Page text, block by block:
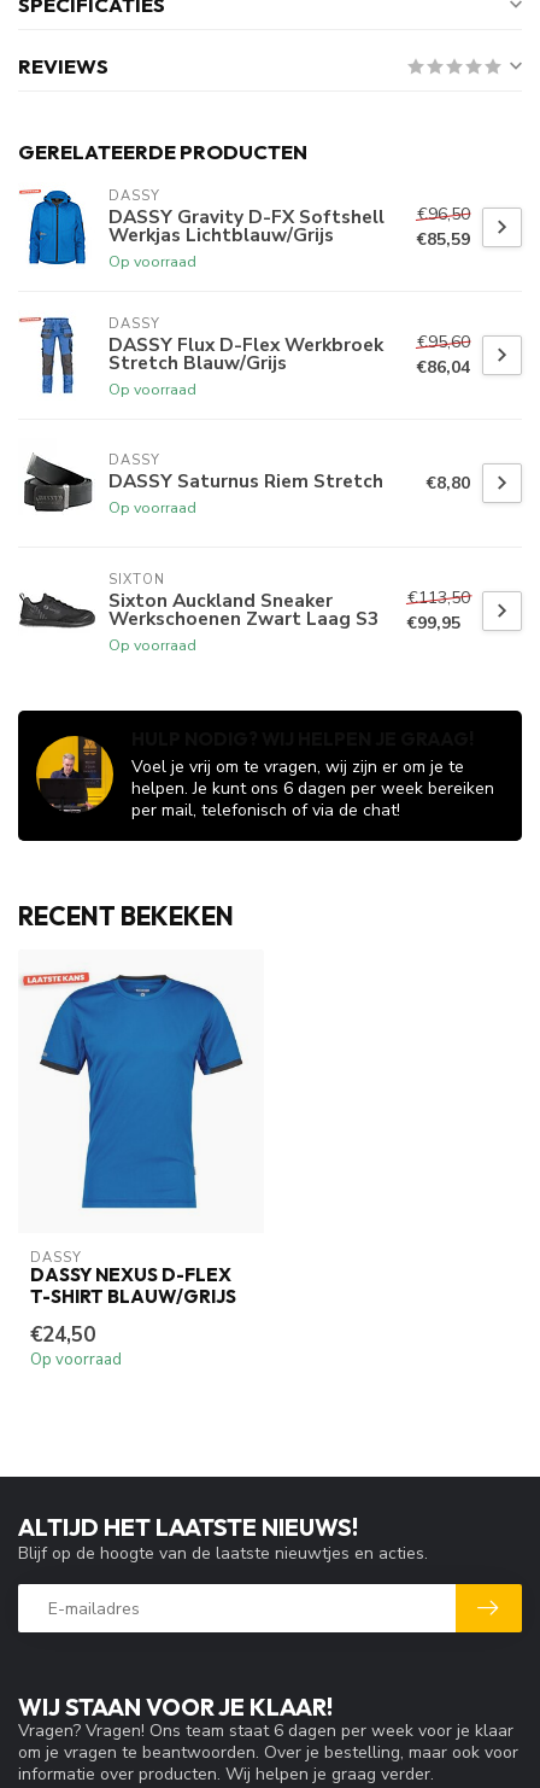
REVIEWS
GERELATEERDE PRODUCTEN
DASSY
DASSY Gravity D-FX Softshell
Werkjas Lichtblauw/Grijs
Op voorraad
€96,50
€85,59
DASSY
DASSY Flux D-Flex Werkbroek
Stretch Blauw/Grijs
Op voorraad
€95,60
€86,04
DASSY
DASSY Saturnus Riem Stretch
Op voorraad
€8,80
SIXTON
Sixton Auckland Sneaker
Werkschoenen Zwart Laag S3
Op voorraad
€113,50
€99,95
Voel je vrij om te vragen, wij zijn er om je te
helpen. Je kunt ons 6 dagen per week bereiken
per mail, telefonisch of via de chat!
RECENT BEKEKEN
DASSY
DASSY NEXUS D-FLEX
T-SHIRT BLAUW/GRIJS
€24,50
Op voorraad
WIJ STAAN VOOR JE KLAAR!
Vragen? Vragen! Ons team staat 6 dagen per week voor je klaar
om je vragen te beantwoorden. Over je bestelling, maar ook voor
informatie over producten. Wij helpen je graag verder.
ALTIJD HET LAATSTE NIEUWS!
Blijf op de hoogte van de laatste nieuwtjes en acties.